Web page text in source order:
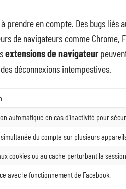
prendre en compte. Des bugs liés
de navigateurs comme
extensions de navigateur
déconnexions intempestives.
automatique en cas d’inactivité pour
du compte sur plusieurs
cookies ou au cache perturbant la session.
avec le fonctionnement de Facebook.